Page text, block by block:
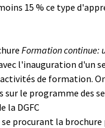
15 % ce type
Formation continue:
l'inauguration d'un
de formation.
le programme des
la DGFC
se procurant la brochure